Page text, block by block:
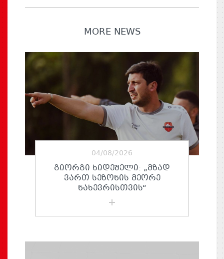
MORE NEWS
04/08/2026
ᲒᲘᲝᲠᲒᲘ ᲮᲘᲓᲔᲨᲔᲚᲘ: „ᲛᲖᲐᲓ
ᲕᲐᲠᲗ ᲡᲔᲖᲝᲜᲘᲡ ᲛᲔᲝᲠᲔ
ᲜᲐᲮᲔᲕᲠᲘᲡᲗᲕᲘᲡ“